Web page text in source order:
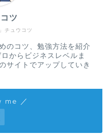
チュウコツ
ツ
のコツ、勉強方法を紹介
からビジネスレベルま
サイトでアップしていき
me ／